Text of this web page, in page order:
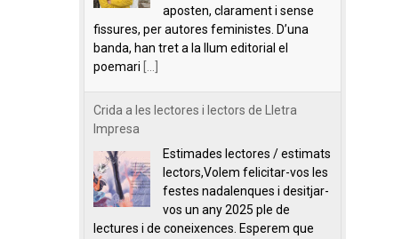
aposten, clarament i sense
fissures, per autores feministes. D’una
banda, han tret a la llum editorial el
poemari
Crida a les lectores i lectors de Lletra
Impresa
Estimades lectores / estimats
lectors,Volem felicitar-vos les
festes nadalenques i desitjar-
vos un any 2025 ple de
lectures i de coneixences. Esperem que